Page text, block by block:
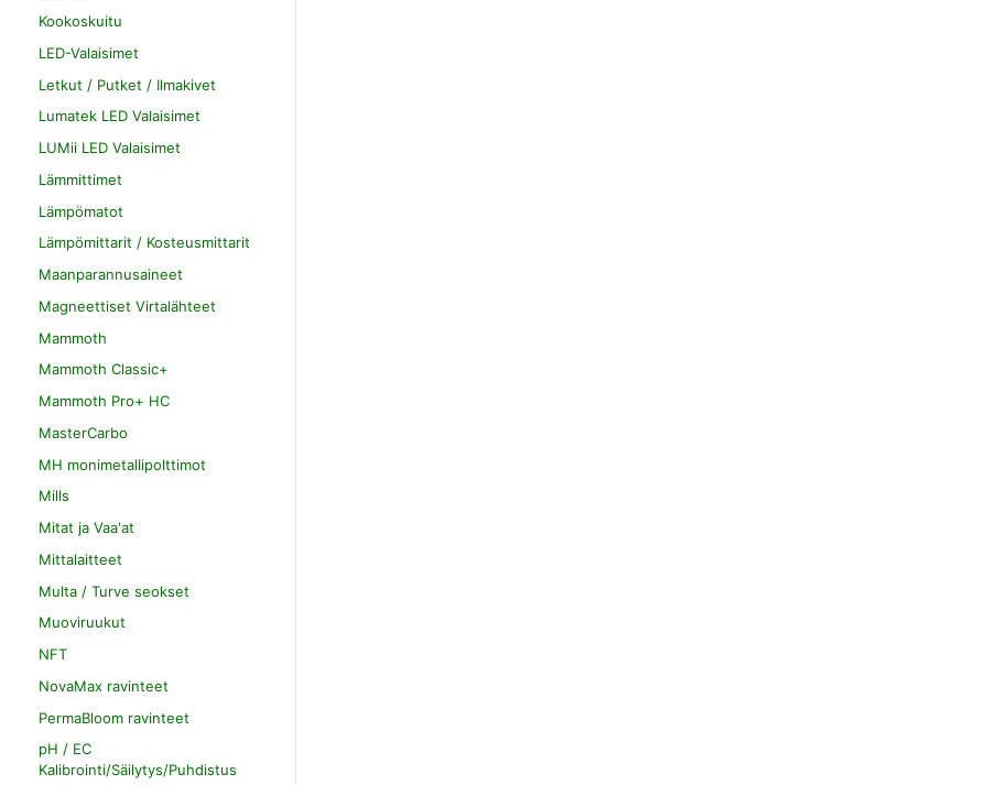
Kookoskuitu
LED-Valaisimet
Letkut / Putket / Ilmakivet
Lumatek LED Valaisimet
LUMii LED Valaisimet
Lämmittimet
Lämpömatot
Lämpömittarit / Kosteusmittarit
Maanparannusaineet
Magneettiset Virtalähteet
Mammoth
Mammoth Classic+
Mammoth Pro+ HC
MasterCarbo
MH monimetallipolttimot
Mills
Mitat ja Vaa'at
Mittalaitteet
Multa / Turve seokset
Muoviruukut
NFT
NovaMax ravinteet
PermaBloom ravinteet
pH / EC
Kalibrointi/Säilytys/Puhdistus